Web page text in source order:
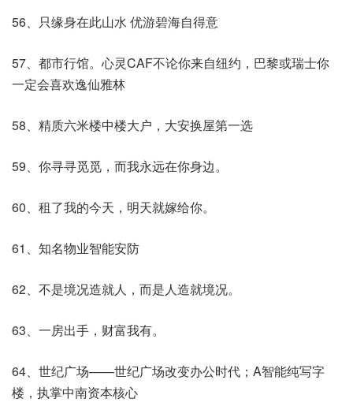
56、只缘身在此山水 优游碧海自得意
57、都市行馆。心灵CAF不论你来自纽约，巴黎或瑞士你
一定会喜欢逸仙雅林
58、精质六米楼中楼大户，大安换屋第一选
59、你寻寻觅觅，而我永远在你身边。
60、租了我的今天，明天就嫁给你。
61、知名物业智能安防
62、不是境况造就人，而是人造就境况。
63、一房出手，财富我有。
64、世纪广场——世纪广场改变办公时代；A智能纯写字
楼，执掌中南资本核心